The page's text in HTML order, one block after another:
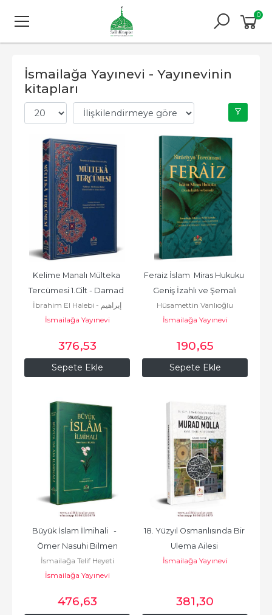
0
İsmailağa Yayınevi - Yayınevinin
kitapları
Sepete Ekle
Kelime Manalı Mülteka
Tercümesi 1.Cilt - Damad
İzahı
İbrahim El Halebi - إبراهيم
الحلبي
İsmailağa Yayınevi
376,53
Sepete Ekle
Feraiz İslam  Miras Hukuku
Geniş İzahlı ve Şemalı
Hüsamettin Vanlıoğlu
İsmailağa Yayınevi
190,65
Büyük İslam İlmihali   -
Ömer Nasuhi Bilmen
İsmailağa Telif Heyeti
İsmailağa Yayınevi
476,63
18. Yüzyıl Osmanlısında Bir
Ulema Ailesi
Damadzâdeler Ve Murad
İsmailağa Yayınevi
381,30